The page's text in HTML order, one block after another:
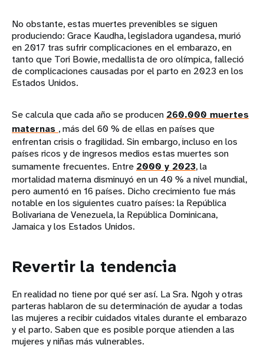
No obstante, estas muertes prevenibles se siguen
produciendo: Grace Kaudha, legisladora ugandesa, murió
en 2017 tras sufrir complicaciones en el embarazo, en
tanto que Tori Bowie, medallista de oro olímpica, falleció
de complicaciones causadas por el parto en 2023 en los
Estados Unidos.
Se calcula que cada año se producen 260.000 muertes
maternas , más del 60 % de ellas en países que
enfrentan crisis o fragilidad. Sin embargo, incluso en los
países ricos y de ingresos medios estas muertes son
sumamente frecuentes. Entre 2000 y 2023, la
mortalidad materna disminuyó en un 40 % a nivel mundial,
pero aumentó en 16 países. Dicho crecimiento fue más
notable en los siguientes cuatro países: la República
Bolivariana de Venezuela, la República Dominicana,
Jamaica y los Estados Unidos.
Revertir la tendencia
En realidad no tiene por qué ser así. La Sra. Ngoh y otras
parteras hablaron de su determinación de ayudar a todas
las mujeres a recibir cuidados vitales durante el embarazo
y el parto. Saben que es posible porque atienden a las
mujeres y niñas más vulnerables.